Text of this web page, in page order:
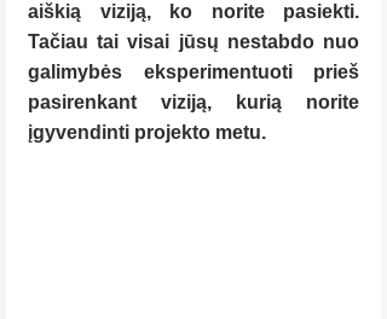
aiškią viziją, ko norite pasiekti.
Tačiau tai visai jūsų nestabdo nuo
galimybės eksperimentuoti prieš
pasirenkant viziją, kurią norite
įgyvendinti projekto metu.